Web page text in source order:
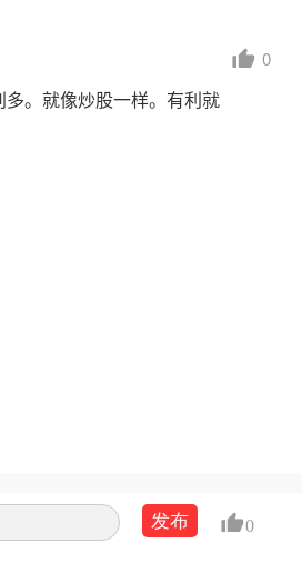
0
。就像炒股一样。有利就
搜索发布 0